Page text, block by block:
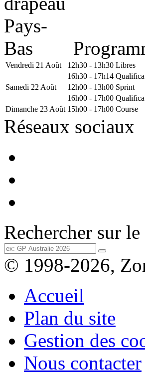
Vendredi 21 Août 12h30 - 13h30 Libres
16h30 - 17h14
Samedi 22 Août
12h00 - 13h00 Sprint
16h00 - 17h00
Dimanche 23 Août 15h00 - 17h00 Course
Réseaux sociaux
Rechercher sur le
© 1998-2026,
Accueil
Plan du site
Gestion des
Nous contacter